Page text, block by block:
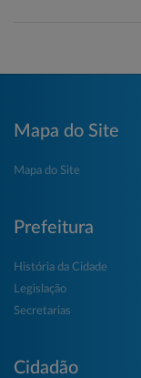
Mapa do Site
Mapa do Site
Prefeitura
História da Cidade
Legislação
Secretarias
Cidadão